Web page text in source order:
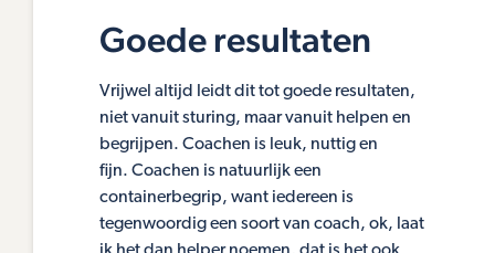
Goede resultaten
Vrijwel altijd leidt dit tot goede resultaten,
niet vanuit sturing, maar vanuit helpen en
begrijpen. Coachen is leuk, nuttig en
fijn. Coachen is natuurlijk een
containerbegrip, want iedereen is
tegenwoordig een soort van coach, ok, laat